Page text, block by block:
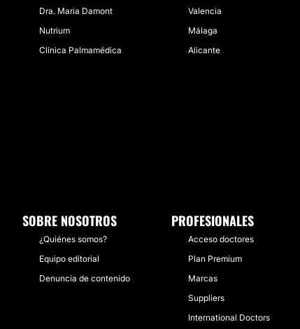
Dra. Maria Damont
Nutrium
Clínica Palmamédica
Valencia
Málaga
Alicante
SOBRE NOSOTROS
¿Quiénes somos?
Equipo editorial
Denuncia de contenido
PROFESIONALES
Acceso doctores
Plan Premium
Marcas
Suppliers
International Doctors